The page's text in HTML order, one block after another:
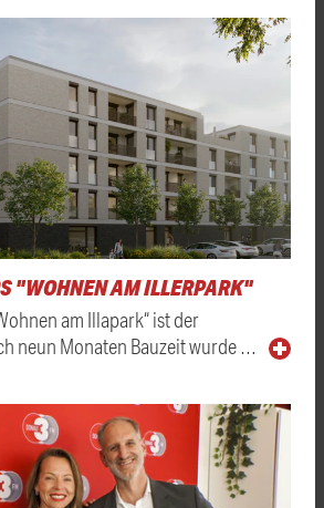
"WOHNEN AM ILLERPARK"
am Illapark“ ist der
neun Monaten Bauzeit wurde …